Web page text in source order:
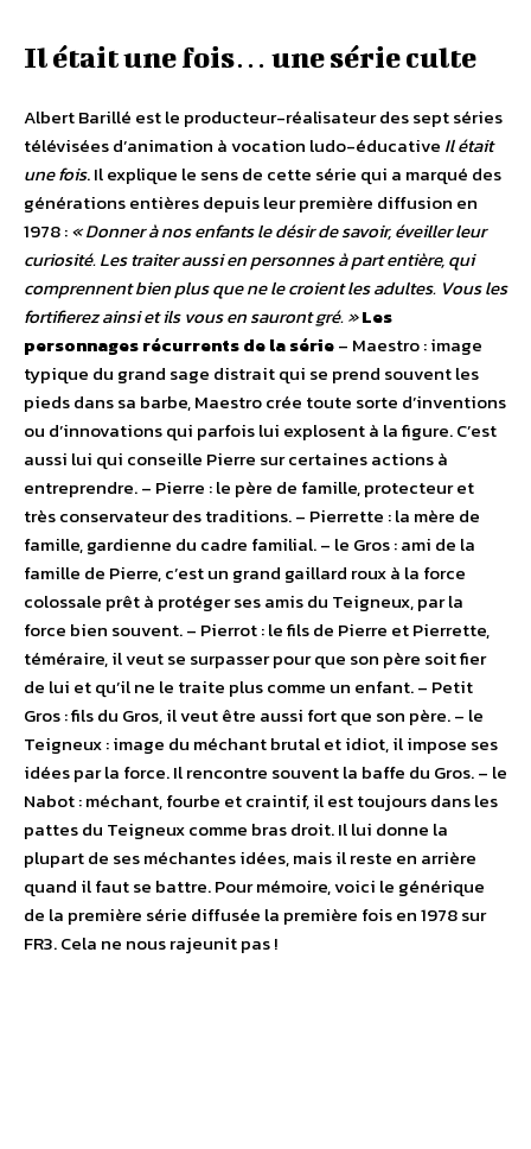
Il était une fois… une série culte
Albert Barillé est le producteur-réalisateur des sept séries
télévisées d’animation à vocation ludo-éducative Il était
une fois. Il explique le sens de cette série qui a marqué des
générations entières depuis leur première diffusion en
1978 :« Donner à nos enfants le désir de savoir, éveiller leur
curiosité. Les traiter aussi en personnes à part entière, qui
comprennent bien plus que ne le croient les adultes. Vous les
fortifierez ainsi et ils vous en sauront gré. »Les
personnages récurrents de la série– Maestro : image
typique du grand sage distrait qui se prend souvent les
pieds dans sa barbe, Maestro crée toute sorte d’inventions
ou d’innovations qui parfois lui explosent à la figure. C’est
aussi lui qui conseille Pierre sur certaines actions à
entreprendre. – Pierre : le père de famille, protecteur et
très conservateur des traditions. – Pierrette : la mère de
famille, gardienne du cadre familial. – le Gros : ami de la
famille de Pierre, c’est un grand gaillard roux à la force
colossale prêt à protéger ses amis du Teigneux, par la
force bien souvent. – Pierrot : le fils de Pierre et Pierrette,
téméraire, il veut se surpasser pour que son père soit fier
de lui et qu’il ne le traite plus comme un enfant. – Petit
Gros : fils du Gros, il veut être aussi fort que son père. – le
Teigneux : image du méchant brutal et idiot, il impose ses
idées par la force. Il rencontre souvent la baffe du Gros. – le
Nabot : méchant, fourbe et craintif, il est toujours dans les
pattes du Teigneux comme bras droit. Il lui donne la
plupart de ses méchantes idées, mais il reste en arrière
quand il faut se battre. Pour mémoire, voici le générique
de la première série diffusée la première fois en 1978 sur
FR3. Cela ne nous rajeunit pas !